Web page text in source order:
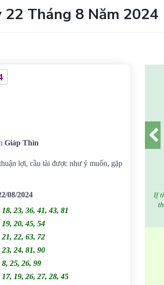
Tháng 8 Năm 2024
Giáp Thìn
lợi, cầu tài được như ý muốn, gặp
08/2024
18, 23, 36, 41, 43, 81
19, 20, 45, 54
21, 22, 63, 72
23, 24, 81, 90
8, 25, 26, 99
17, 19, 26, 27, 28, 45
If